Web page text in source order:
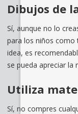
Dibujos de
Sí, aunque no lo
para los niños como
idea, es
se pueda apreciar la
Utiliza
Sí, no compres